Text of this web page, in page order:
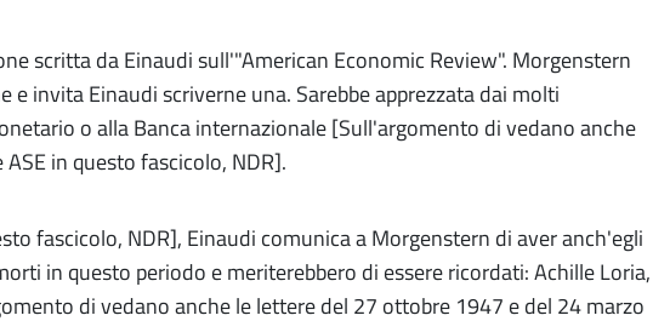
scritta da Einaudi sull'"American Economic Review". Morgenstern
invita Einaudi scriverne una. Sarebbe apprezzata dai molti
o alla Banca internazionale [Sull'argomento di vedano anche
in questo fascicolo, NDR].
fascicolo, NDR], Einaudi comunica a Morgenstern di aver anch'egli
in questo periodo e meriterebbero di essere ricordati: Achille Loria,
di vedano anche le lettere del 27 ottobre 1947 e del 24 marzo